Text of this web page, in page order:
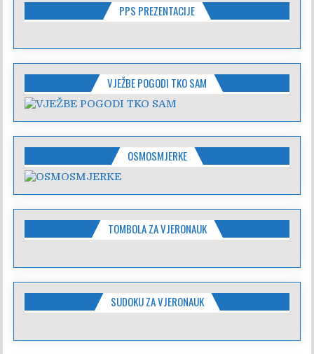
PPS PREZENTACIJE
VJEŽBE POGODI TKO SAM
OSMOSMJERKE
TOMBOLA ZA VJERONAUK
SUDOKU ZA VJERONAUK